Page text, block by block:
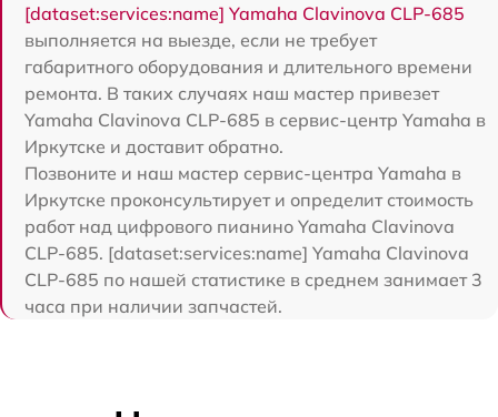
[dataset:services:name] Yamaha Clavinova CLP-685
выполняется на выезде, если не требует
габаритного оборудования и длительного времени
ремонта. В таких случаях наш мастер привезет
Yamaha Clavinova CLP-685 в сервис-центр Yamaha в
Иркутске и доставит обратно.
Позвоните и наш мастер сервис-центра Yamaha в
Иркутске проконсультирует и определит стоимость
работ над цифрового пианино Yamaha Clavinova
CLP-685. [dataset:services:name] Yamaha Clavinova
CLP-685 по нашей статистике в среднем занимает 3
часа при наличии запчастей.